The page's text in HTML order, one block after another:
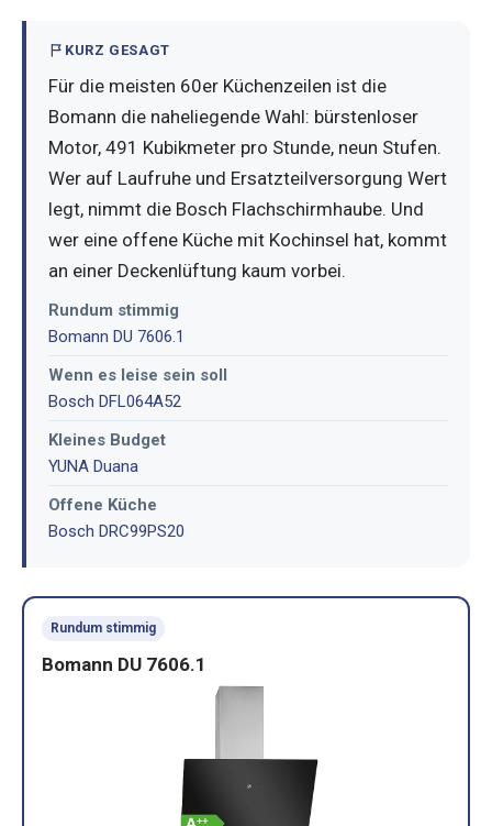
KURZ GESAGT
Für die meisten 60er Küchenzeilen ist die
Bomann die naheliegende Wahl: bürstenloser
Motor, 491 Kubikmeter pro Stunde, neun Stufen.
Wer auf Laufruhe und Ersatzteilversorgung Wert
legt, nimmt die Bosch Flachschirmhaube. Und
wer eine offene Küche mit Kochinsel hat, kommt
an einer Deckenlüftung kaum vorbei.
Rundum stimmig
Bomann DU 7606.1
Wenn es leise sein soll
Bosch DFL064A52
Kleines Budget
YUNA Duana
Offene Küche
Bosch DRC99PS20
Rundum stimmig
Bomann DU 7606.1